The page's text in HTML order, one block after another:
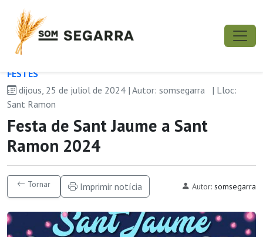
FESTES
dijous, 25 de juliol de 2024 | Autor: somsegarra
| Lloc:
Sant Ramon
Festa de Sant Jaume a Sant
Ramon 2024
Tornar Imprimir notícia Autor: somsegarra